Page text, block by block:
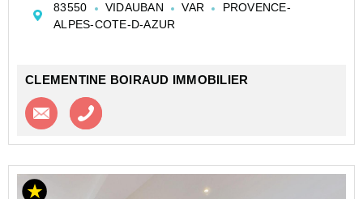
<BR><BR><BR>Ses atouts : ...
83550 VIDAUBAN VAR
PROVENCE-
ALPES-COTE-D-AZUR
CLEMENTINE BOIRAUD IMMOBILIER
Contacter l'agence